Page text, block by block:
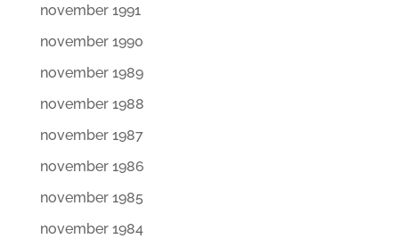
november 1991
november 1990
november 1989
november 1988
november 1987
november 1986
november 1985
november 1984